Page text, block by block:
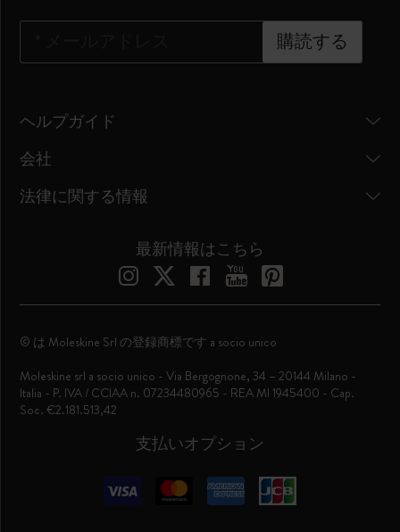
購読する
ヘルプガイド
会社
法律に関する情報
最新情報はこちら
支払いオプション
© は Moleskine Srl の登録商標です a socio unico
Moleskine srl a socio unico - Via Bergognone, 34 – 20144 Milano -
Italia - P. IVA / CCIAA n. 07234480965 - REA MI 1945400 - Cap.
Soc. €2.181.513,42